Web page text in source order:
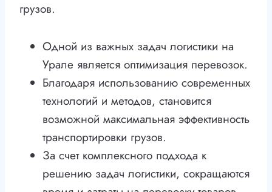
грузов.
Одной из важных задач логистики на
Урале является оптимизация перевозок.
Благодаря использованию современных
технологий и методов, становится
возможной максимальная эффективность
транспортировки грузов.
За счет комплексного подхода к
решению задач логистики, сокращаются